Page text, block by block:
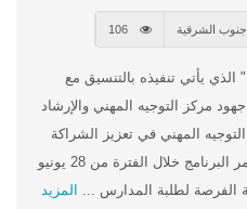
الشرقية
يأتي تنفيذه بالتنسيق مع
مركز التوجيه المهني والإرشاد
التوجيه المهني في تعزيز الشراكة
مع مؤسسات القطاع الخاص. ويستمر البرنامج خلال الفترة من 28 يونيو
المزيد